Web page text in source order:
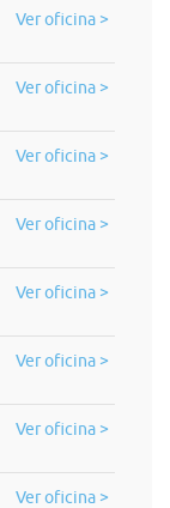
Ver oficina >
Ver oficina >
Ver oficina >
Ver oficina >
Ver oficina >
Ver oficina >
Ver oficina >
Ver oficina >